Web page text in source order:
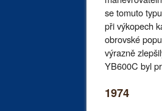
se tomuto
při výkopech
obrovské
výrazně
YB600C byl
1974